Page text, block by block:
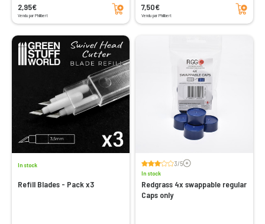
2,95€
Vendu par Philibert
Add to cart 7,50€
Vendu par Philibert
Add to cart
In stock
Refill Blades - Pack x3
3/5Voir les avis
In stock
Redgrass 4x swappable regular
Caps only